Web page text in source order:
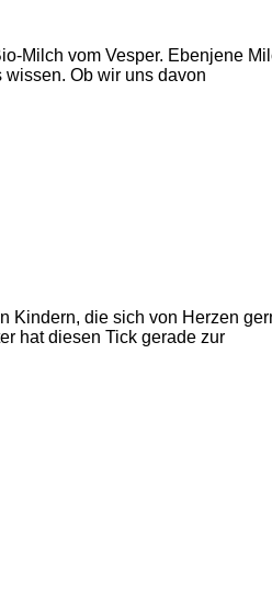
Milch vom Vesper. Ebenjene
Ob wir uns davon
Kindern, die sich von Herzen
hat diesen Tick gerade zur